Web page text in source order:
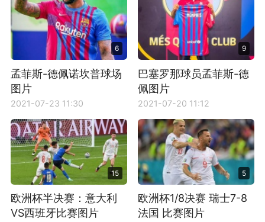
6
孟菲斯-德佩诺坎普球场
图片
2021-07-23 11:30
9
巴塞罗那球员孟菲斯-德
佩图片
2021-07-20 11:12
15
欧洲杯半决赛：意大利
VS西班牙比赛图片
5
欧洲杯1/8决赛 瑞士7-8
法国 比赛图片